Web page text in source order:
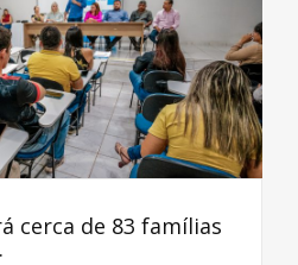
cerca de 83 famílias